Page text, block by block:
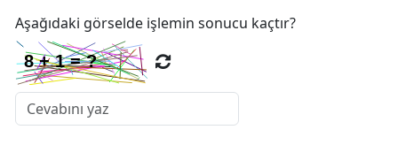
Aşağıdaki görselde işlemin sonucu kaçtır?